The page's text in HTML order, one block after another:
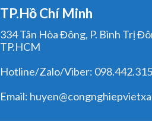
TP.Hồ Chí Minh
334 Tân Hòa Đông, P. Bình Trị
TP.HCM
Hotline/Zalo/Viber:
Email: